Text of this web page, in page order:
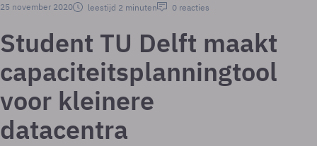
25 november 2020
leestijd 2 minuten 0 reacties
Student TU Delft maakt
capaciteitsplanningtool
voor kleinere
datacentra